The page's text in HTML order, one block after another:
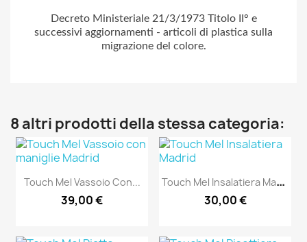
Decreto Ministeriale 21/3/1973 Titolo II° e
successivi aggiornamenti - articoli di plastica sulla
migrazione del colore.
8 altri prodotti della stessa categoria:
Touch Mel Vassoio Con...
39,00 €
T
Ouch Mel Insalatiera Madrid
30,00 €